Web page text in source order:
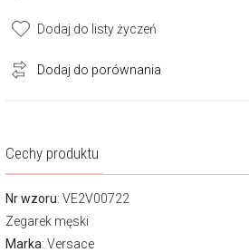
Cechy produktu
Nr wzoru: VE2V00722
Zegarek męski
Marka: Versace
Dodaj do listy życzeń
Dodaj do porównania